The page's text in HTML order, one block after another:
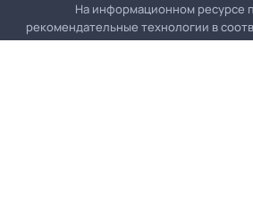
На информационном ресурсе
рекомендательные технологии в